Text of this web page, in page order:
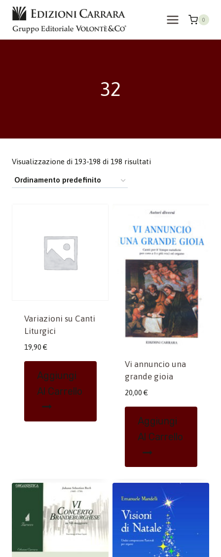
Salta
contenuto
0
32
Visualizzazione di 193-198 di 198 risultati
Variazioni su Canti
Liturgici
19,90 €
Aggiungi
Al Carrello
Vi annuncio una
grande gioia
20,00 €
Aggiungi
Al Carrello